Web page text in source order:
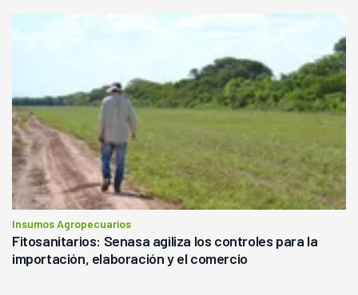
Insumos Agropecuarios
Fitosanitarios: Senasa agiliza los controles para la
importación, elaboración y el comercio